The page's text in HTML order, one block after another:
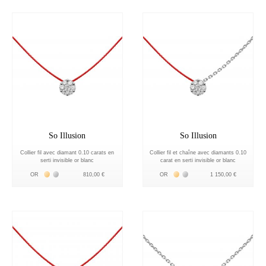
So Illusion
Collier fil avec diamant 0.10 carats en
serti invisible or blanc
OR Жёлтое золото 18К
Белое золото 18К
810,00 €
So Illusion
Collier fil et chaîne avec diamants 0.10
carat en serti invisible or blanc
OR Жёлтое золото 18К
Белое золото 18К
1 150,00 €